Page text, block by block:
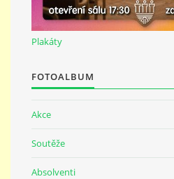
Pohořelice
691 23
Plakáty
FOTOALBUM
Akce
Soutěže
Absolventi